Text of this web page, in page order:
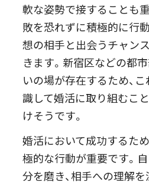
軟な姿勢で接することも
敗を恐れずに積極的に行
想の相手と出会うチャン
きます。新宿区などの都
いの場が存在するため、
識して婚活に取り組むこ
けそうです。
婚活において成功するた
極的な行動が重要です。
分を磨き、相手への理解を